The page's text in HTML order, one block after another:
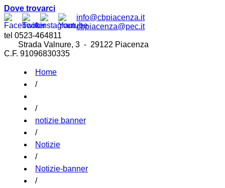
Dove trovarci
info@cbpiacenza.it
cbpiacenza@pec.it
tel 0523-464811
Strada Valnure, 3 - 29122 Piacenza
C.F. 91096830335
Home
/
/
notizie banner
/
Notizie
/
Notizie-banner
/